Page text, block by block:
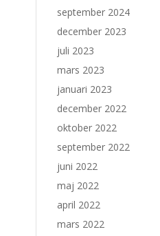
september 2024
december 2023
juli 2023
mars 2023
januari 2023
december 2022
oktober 2022
september 2022
juni 2022
maj 2022
april 2022
mars 2022